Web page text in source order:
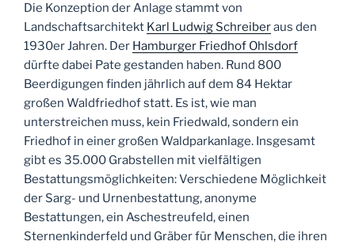
Die Konzeption der Anlage stammt von
Landschaftsarchitekt Karl Ludwig Schreiberaus den
1930er Jahren. Der Hamburger Friedhof Ohlsdorf
dürfte dabei Pate gestanden haben. Rund 800
Beerdigungen finden jährlich auf dem 84 Hektar
großen Waldfriedhof statt. Es ist, wie man
unterstreichen muss, kein Friedwald, sondern ein
Friedhof in einer großen Waldparkanlage. Insgesamt
gibt es 35.000 Grabstellen mit vielfältigen
Bestattungsmöglichkeiten: Verschiedene Möglichkeit
der Sarg- und Urnenbestattung, anonyme
Bestattungen, ein Aschestreufeld, einen
Sternenkinderfeld und Gräber für Menschen, die ihren